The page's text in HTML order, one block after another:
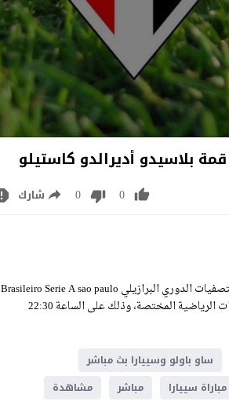
0
0 شارك
مشاهدة مباراة ساو باولو وسييارا بث مباشر اليوم السبت 26-4-2025 ضمن الأسبوع 6 من التصفيات الدوري البرازيلي Brasileiro Serie A sao paulo
vs ceara live stream على ملعب بلاسيدو أديرالدو كاستيلو، وسيكون اللقاء منقولًا عبر القنوات الرياضية المختصة، وذلك على الساعة 22:30
ساو باولو وسييارا بث مباشر
مباراة سييارا مباشر مشاهدة